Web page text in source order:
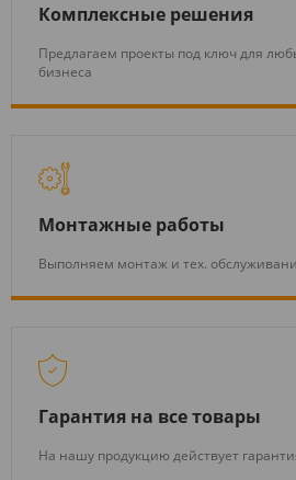
Комплексные решения
Предлагаем проекты под ключ для
бизнеса
Монтажные работы
Выполняем монтаж и тех.
Гарантия на все товары
На нашу продукцию действует